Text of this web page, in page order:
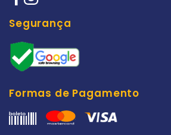
Segurança
Formas de Pagamento